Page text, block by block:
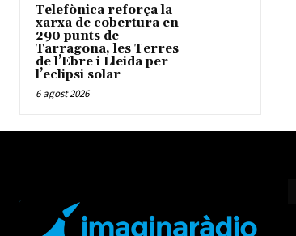
Telefònica reforça la
xarxa de cobertura en
290 punts de
Tarragona, les Terres
de l’Ebre i Lleida per
l’eclipsi solar
6 agost 2026